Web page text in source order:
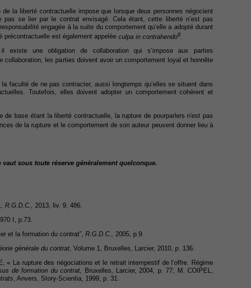
de la liberté contractuelle impose que lorsque deux personnes négocient
se lier par le contrat envisagé. Cela étant, cette liberté n’est pas
engagée à la suite du comportement qu’elle a adopté durant
précontractuelle est également appelée culpa in contrahendo8
existe une obligation de collaboration qui s’impose aux parties
collaboration, les parties doivent avoir un comportement loyal et honnête
faculté de ne pas contracter, aussi longtemps qu’elles se situent dans
Toutefois, elles doivent adopter un comportement cohérent et
de base étant la liberté contractuelle, la rupture de pourparlers n'est pas
de la rupture et le comportement de son auteur peuvent donner lieu à
sous toute réserve généralement quelconque.
R.G.D.C., 2013, liv. 9, 486.
I, p.73.
et la formation du contrat”, R.G.D.C.,
2005, p.9.
générale du contrat , Volume 1, Bruxelles, Larcier, 2010, p. 136.
« La rupture des négociations et le retrait intempestif de l’offre. Régime
de formation du contrat,
Bruxelles, Larcier, 2004, p. 77; M. COIPEL,
, Anvers, Story-Scientia, 1999, p. 31.